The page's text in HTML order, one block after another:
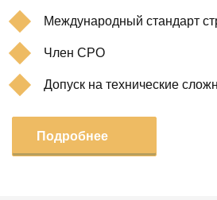
Международный стандарт
Член СРО
Допуск на технические
Подробнее